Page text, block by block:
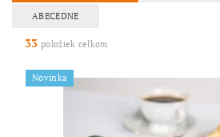
ABECEDNE
33 položiek celkom
Novinka